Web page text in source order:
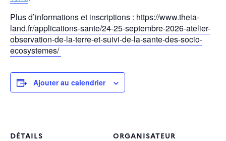
Plus d’informations et inscriptions : https://www.theia-
land.fr/applications-sante/24-25-septembre-2026-atelier-
observation-de-la-terre-et-suivi-de-la-sante-des-socio-
ecosystemes/
Ajouter au calendrier
DÉTAILS
ORGANISATEUR